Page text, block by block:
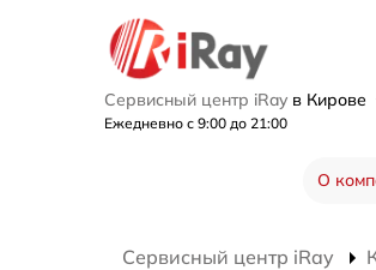
Сервисный центр iRay в Кирове
Ежедневно с 9:00 до 21:00
О
Сервисный центр iRay